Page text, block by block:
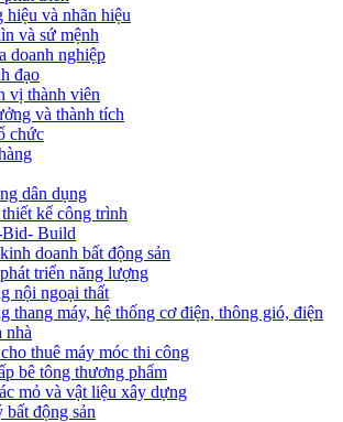
hiệu và nhãn hiệu
và sứ mệnh
doanh nghiệp
đạo
vị thành viên
và thành tích
chức
dân dụng
kế công trình
Bid- Build
doanh bất động sản
triển năng lượng
nội ngoại thất
thang máy, hệ thống cơ điện, thông gió, điện
nhà
thuê máy móc thi công
bê tông thương phẩm
mỏ và vật liệu xây dựng
bất động sản